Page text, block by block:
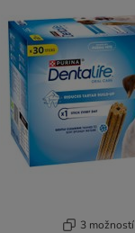
3 možností